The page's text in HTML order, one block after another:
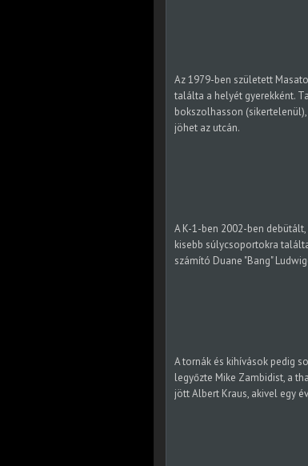
Az 1979-ben született
találta a helyét gyerekként.
bokszolhasson
jöhet az utcán.
A K-1-ben 2002-ben
kisebb súlycsoportokra
számító Duane "Bang"
A tornák és kihívások pedig
legyőzte Mike Zambidist, a
jött Albert Kraus, akivel egy